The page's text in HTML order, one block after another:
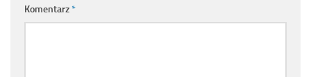
Komentarz*